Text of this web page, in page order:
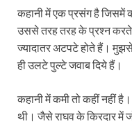
कहानी में एक प्रसंग है
उससे तरह तरह के प्रश्न
ज्यादातर अटपटे होते हैं।
ही उलटे पुल्टे जवाब दिये हैं।
कहानी में कमी तो कहीं नहीं
थी। जैसे राघव के किरदार